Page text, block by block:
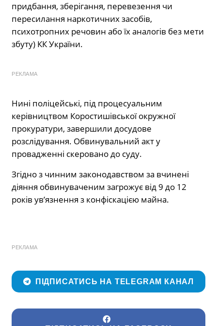
придбання, зберігання, перевезення чи
пересилання наркотичних засобів,
психотропних речовин або їх аналогів без мети
збуту) КК України.
РЕКЛАМА
Нині поліцейські, під процесуальним
керівництвом Коростишівської окружної
прокуратури, завершили досудове
розслідування. Обвинувальний акт у
провадженні скеровано до суду.
Згідно з чинним законодавством за вчинені
діяння обвинуваченим загрожує від 9 до 12
років ув’язнення з конфіскацією майна.
РЕКЛАМА
ПІДПИСАТИСЬ НА TELEGRAM КАНАЛ